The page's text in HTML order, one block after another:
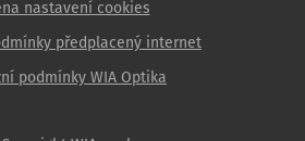
nastavení cookies
předplacený internet
podmínky WIA Optika